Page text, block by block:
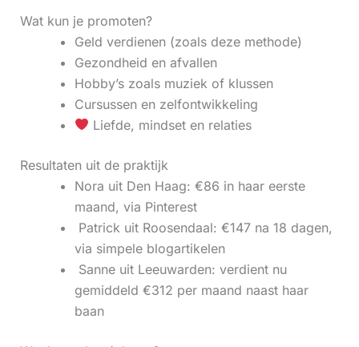
Wat kun je promoten?
Geld verdienen (zoals deze methode)
Gezondheid en afvallen
Hobby’s zoals muziek of klussen
Cursussen en zelfontwikkeling
Liefde, mindset en relaties
Resultaten uit de praktijk
Nora uit Den Haag: €86 in haar eerste
maand, via Pinterest
‍ Patrick uit Roosendaal: €147 na 18 dagen,
via simpele blogartikelen
‍ Sanne uit Leeuwarden: verdient nu
gemiddeld €312 per maand naast haar
baan